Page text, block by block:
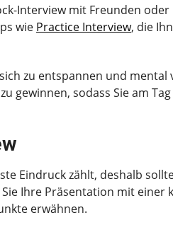
Interview mit Freunden oder
wie Practice Interview, die
zu entspannen und mental
gewinnen, sodass Sie am
Eindruck zählt, deshalb
Ihre Präsentation mit einer
erwähnen.